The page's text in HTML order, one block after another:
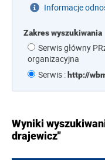
Informacje
Zakres wyszukiwania
Serwis główny
organizacyjna
Serwis : http://
Wyniki
drajewicz"